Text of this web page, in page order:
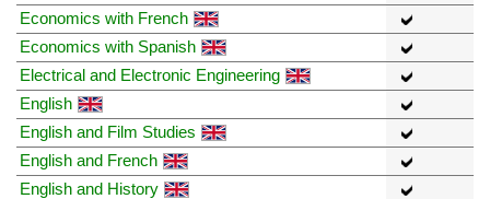
Economics with French
Economics with Spanish
Electrical and Electronic Engineering
English
English and Film Studies
English and French
English and History